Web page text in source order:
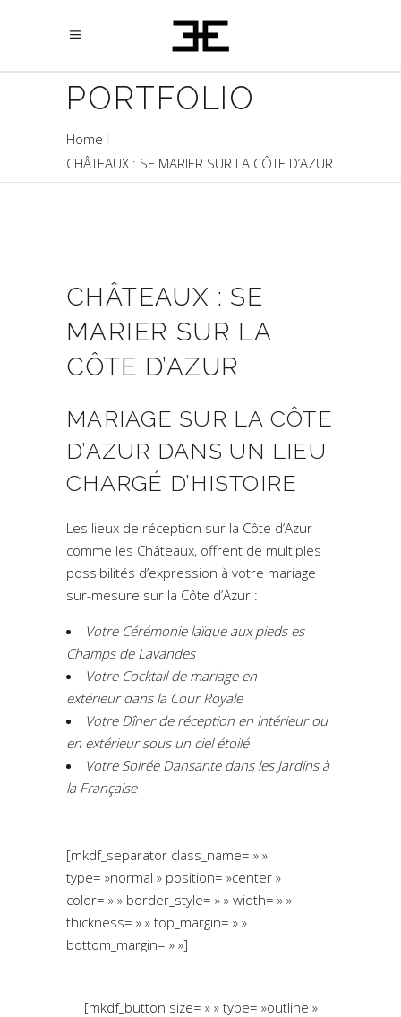
PORTFOLIO
Home
CHÂTEAUX : SE MARIER SUR LA CÔTE D’AZUR
CHÂTEAUX : SE
MARIER SUR LA
CÔTE D’AZUR
MARIAGE SUR LA CÔTE
D’AZUR DANS UN LIEU
CHARGÉ D’HISTOIRE
Les lieux de réception sur la Côte d’Azur
comme les Châteaux, offrent de multiples
possibilités d’expression à votre mariage
sur-mesure sur la Côte d’Azur :
Votre Cérémonie laïque aux pieds es
Champs de Lavandes
Votre Cocktail de mariage en
extérieur dans la Cour Royale
Votre Dîner de réception en intérieur ou
en extérieur sous un ciel étoilé
Votre Soirée Dansante dans les Jardins à
la Française
[mkdf_separator class_name= » »
type= »normal » position= »center »
color= » » border_style= » » width= » »
thickness= » » top_margin= » »
bottom_margin= » »]
[mkdf_button size= » » type= »outline »